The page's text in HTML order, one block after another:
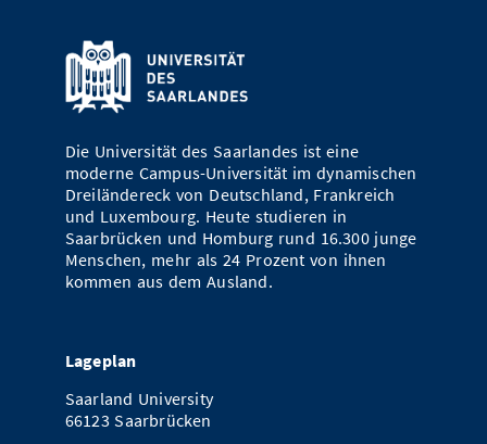
Die Universität des Saarlandes ist eine
moderne Campus-Universität im dynamischen
Dreiländereck von Deutschland, Frankreich
und Luxembourg. Heute studieren in
Saarbrücken und Homburg rund 16.300 junge
Menschen, mehr als 24 Prozent von ihnen
kommen aus dem Ausland.
Lageplan
Saarland University
66123 Saarbrücken